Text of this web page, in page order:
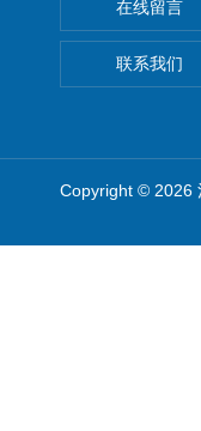
在线留言
联系我们
Copyright © 2026